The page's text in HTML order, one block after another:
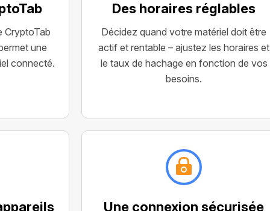
CryptoTab
une
connecté.
Des horaires réglables
Décidez quand votre matériel doit être
actif et rentable – ajustez les horaires et
le taux de hachage en fonction de vos
besoins.
Une connexion sécurisée